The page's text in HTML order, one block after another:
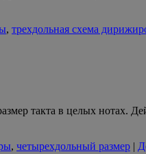
, трехдольная схема
такта в целых нотах.
, четырехдольный размер |